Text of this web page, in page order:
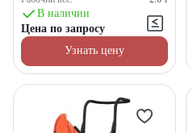
В наличии
Цена по запросу
Узнать цену